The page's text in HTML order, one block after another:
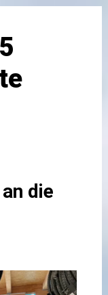
die